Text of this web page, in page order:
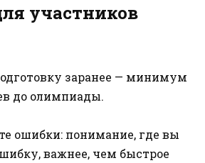
участников
заранее — минимум
до олимпиады.
ошибки: понимание, где вы
важнее, чем быстрое